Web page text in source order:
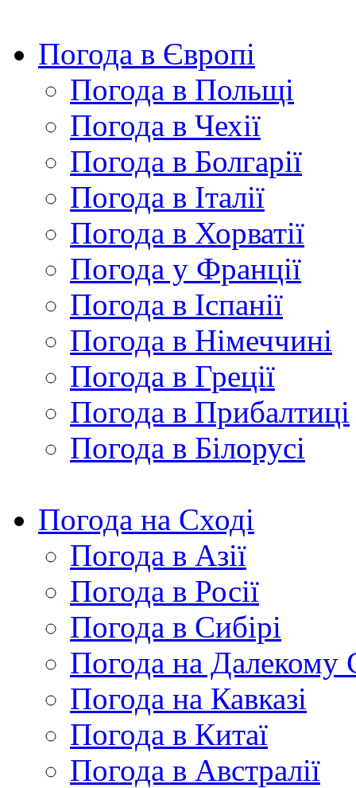
Погода в Європі
Погода в Польщі
Погода в Чехії
Погода в Болгарії
Погода в Італії
Погода в Хорватії
Погода у Франції
Погода в Іспанії
Погода в Німеччині
Погода в Греції
Погода в Прибалтиці
Погода в Білорусі
Погода на Сході
Погода в Азії
Погода в Росії
Погода в Сибірі
Погода на Далекому
Погода на Кавказі
Погода в Китаї
Погода в Австралії